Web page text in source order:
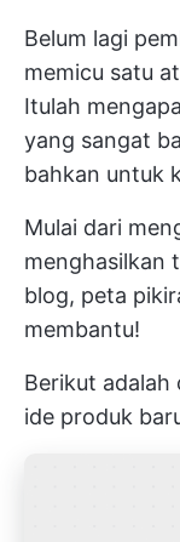
Belum lagi
memicu satu
Itulah
yang sangat
bahkan untuk
Mulai dari
menghasilkan
blog, peta
membantu!
Berikut
ide produk